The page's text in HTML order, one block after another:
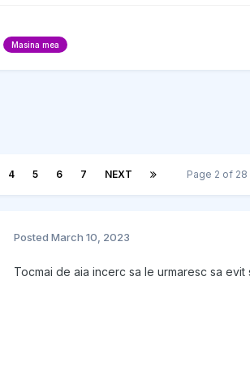
Masina mea
4 5 6 7 NEXT Page 2 of 28
Posted March 10, 2023
Tocmai de aia incerc sa le urmaresc sa evit